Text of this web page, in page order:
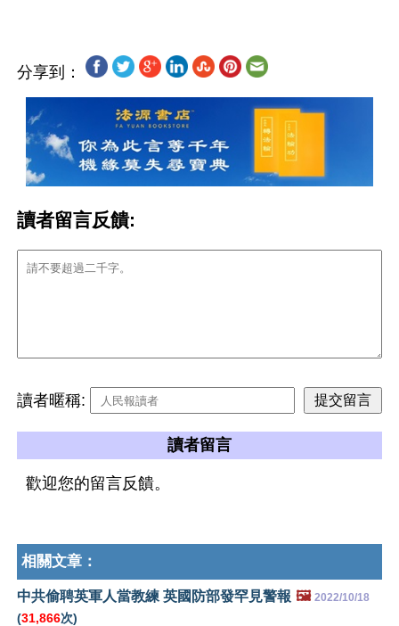
分享到：
讀者留言反饋:
讀者暱稱:
讀者留言
歡迎您的留言反饋。
相關文章：
中共偷聘英軍人當教練 英國防部發罕見警報 🖼️ 2022/10/18
(31,866次)